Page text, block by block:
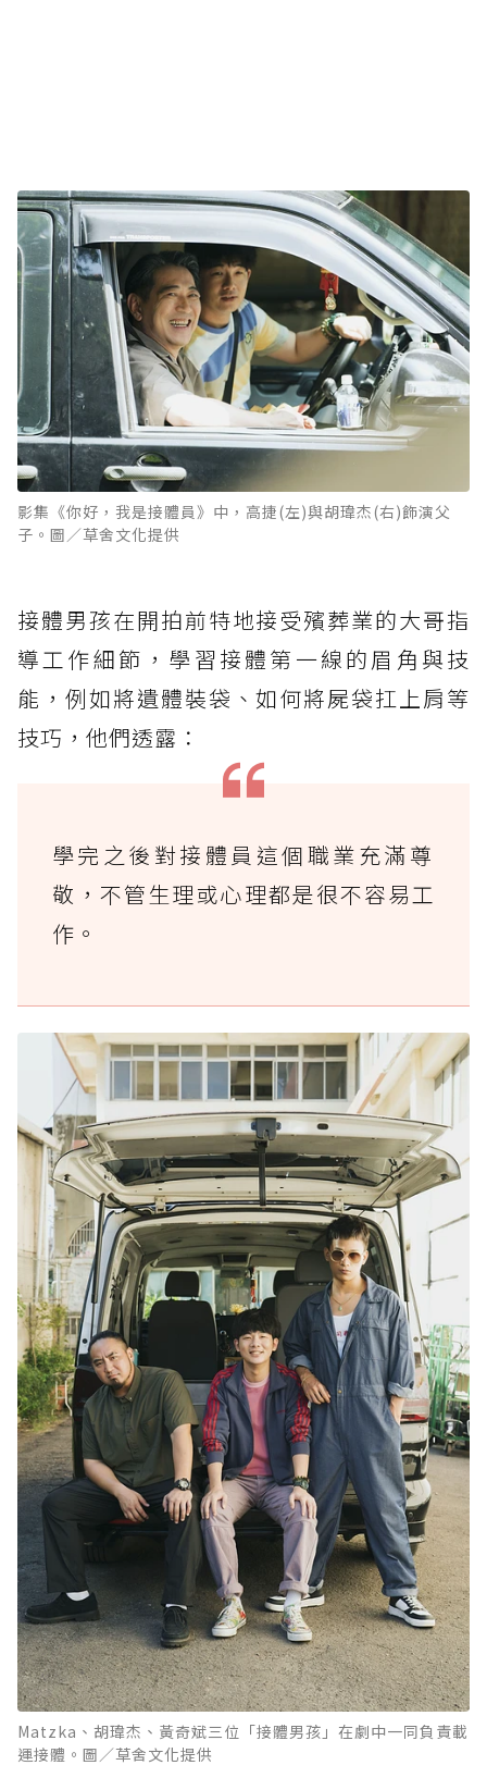
影集《你好，我是接體員》中，高捷(左)與胡瑋杰(右)飾演父
子。圖／草舍文化提供
接體男孩在開拍前特地接受殯葬業的大哥指
導工作細節，學習接體第一線的眉角與技
能，例如將遺體裝袋、如何將屍袋扛上肩等
技巧，他們透露：
學完之後對接體員這個職業充滿尊
敬，不管生理或心理都是很不容易工
作。
Matzka、胡瑋杰、黃奇斌三位「接體男孩」在劇中一同負責載
運接體。圖／草舍文化提供